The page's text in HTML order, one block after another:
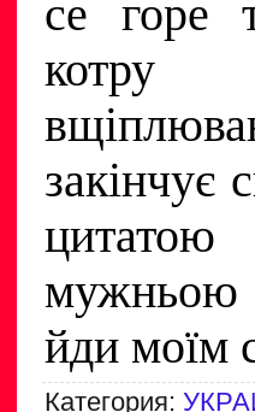
се горе
котру
закінчує
йди моїм
Категория: